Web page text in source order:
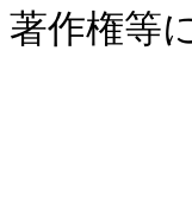
著作権等